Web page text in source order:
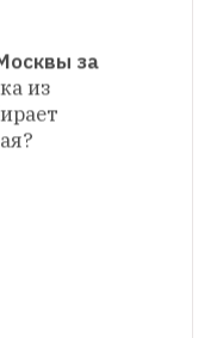
Питер?»:
сотку:
сенокоса»
за
из